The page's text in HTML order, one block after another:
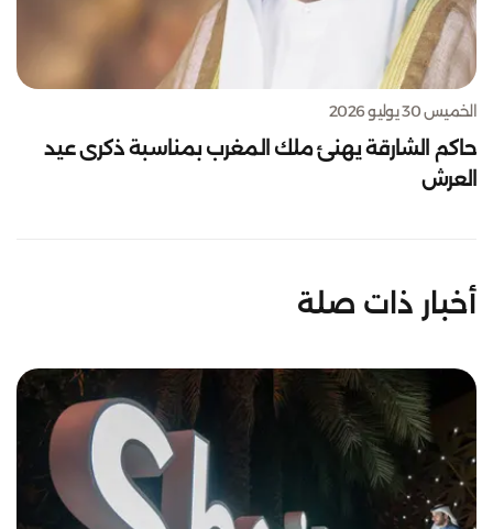
الخميس 30 يوليو 2026
حاكم الشارقة يهنئ ملك المغرب بمناسبة ذكرى عيد
العرش
أخبار ذات صلة